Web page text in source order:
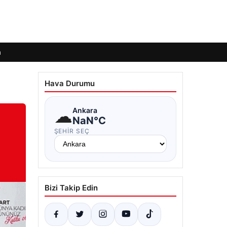
Hava Durumu
☁Ankara
NaN°C
ŞEHIR SEÇ
Bizi Takip Edin